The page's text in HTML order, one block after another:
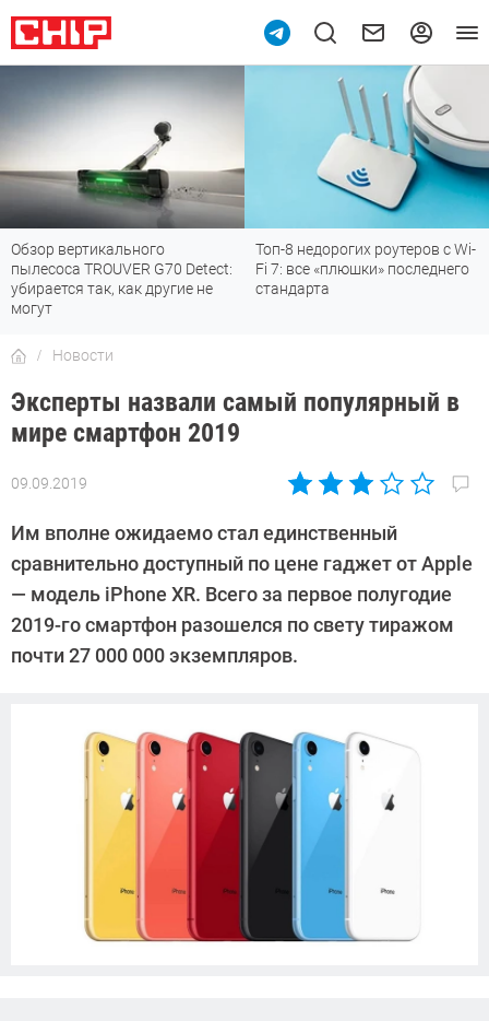
Обзор вертикального
пылесоса TROUVER G70 Detect:
убирается так, как другие не
могут
Топ-8 недорогих роутеров с Wi-
Fi 7: все «плюшки» последнего
стандарта
Новости
Эксперты назвали самый популярный в
мире смартфон 2019
09.09.2019
Автор:
Кошик
Им вполне ожидаемо стал единственный
сравнительно доступный по цене гаджет от Apple
— модель iPhone XR. Всего за первое полугодие
2019-го смартфон разошелся по свету тиражом
почти 27 000 000 экземпляров.